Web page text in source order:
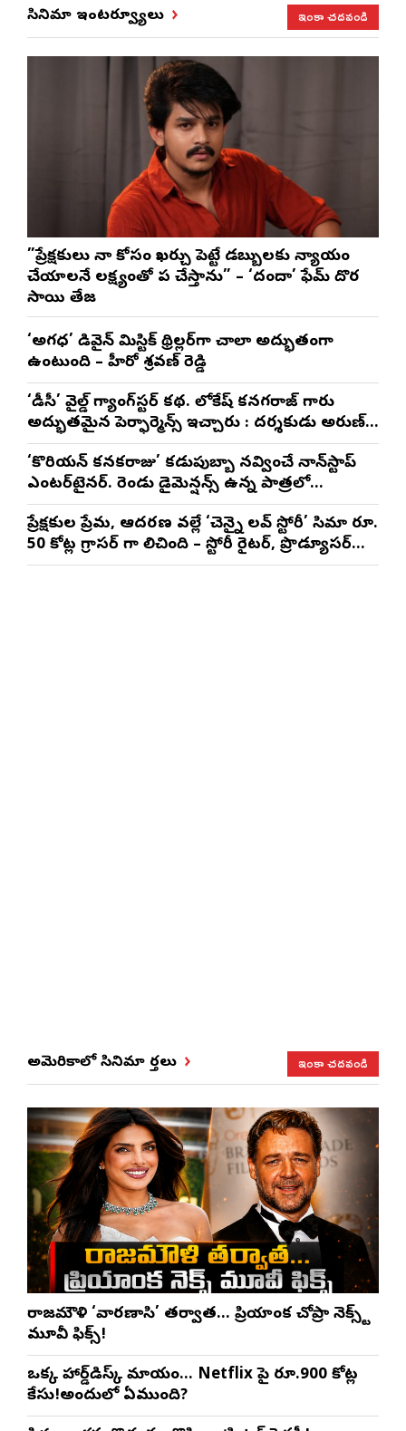
సినిమా ఇంటర్వ్యూలు ఇంకా చదవండి
”ప్రేక్షకులు నా కోసం ఖర్చు పెట్టే డబ్బులకు న్యాయం
చేయాలనే లక్ష్యంతో పని చేస్తాను” – ‘దందా’ ఫేమ్ దొర
సాయి తేజ
‘అగధ’ డివైన్ మిస్టిక్ థ్రిల్లర్‌గా చాలా అద్భుతంగా
ఉంటుంది – హీరో శ్రవణ్ రెడ్డి
‘డీసీ’ వైల్డ్ గ్యాంగ్‌స్టర్ కథ. లోకేష్ కనగరాజ్ గారు
అద్భుతమైన పెర్ఫార్మెన్స్ ఇచ్చారు : దర్శకుడు అరుణ్
మాథేశ్వరన్
‘కొరియన్ కనకరాజు’ కడుపుబ్బా నవ్వించే నాన్‌స్టాప్
ఎంటర్‌టైనర్. రెండు డైమెన్షన్స్ ఉన్న పాత్రలో
నటించడం చాలా సంతృప్తినిచ్చింది : వరుణ్ తేజ్
ప్రేక్షకుల ప్రేమ, ఆదరణ వల్లే ‘చెన్నై లవ్ స్టోరీ’ సినిమా రూ.
50 కోట్ల గ్రాసర్ గా నిలిచింది – స్టోరీ రైటర్, ప్రొడ్యూసర్
సాయి రాజేష్
అమెరికాలో సినిమా వార్తలు ఇంకా చదవండి
రాజమౌళి ‘వారణాసి’ తర్వాత… ప్రియాంక చోప్రా నెక్స్ట్
మూవీ ఫిక్స్!
ఒక్క హార్డ్‌డిస్క్ మాయం… Netflix పై రూ.900 కోట్ల
కేసు!అందులో ఏముంది?